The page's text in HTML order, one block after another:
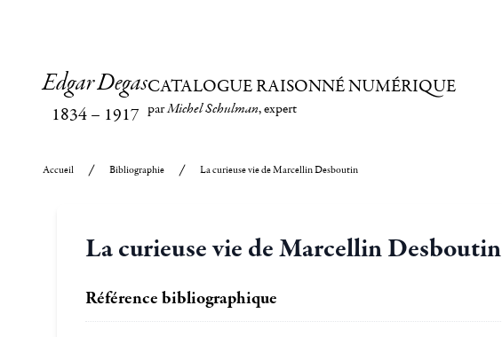
Edgar Degas
1834– 1917
CATALOGUE RAISONNÉ NUMÉRIQUE
parMichel Schulman, expert
Accueil Bibliographie La curieuse vie de Marcellin Desboutin
La curieuse vie de Marcellin Desboutin
Référence bibliographique